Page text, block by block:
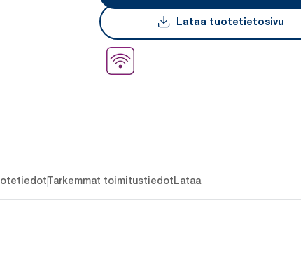
Lataa tuotetietosivu
Tarkemmat toimitustiedotLataa